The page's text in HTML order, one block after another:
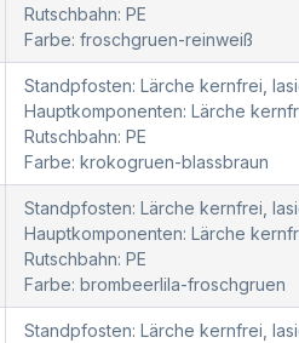
Rutschbahn: PE
Farbe: froschgruen-reinweiß
Standpfosten: Lärche kernfrei,
Hauptkomponenten: Lärche
Rutschbahn: PE
Farbe: krokogruen-blassbraun
Standpfosten: Lärche kernfrei,
Hauptkomponenten: Lärche
Rutschbahn: PE
Farbe: brombeerlila-froschgruen
Standpfosten: Lärche kernfrei,